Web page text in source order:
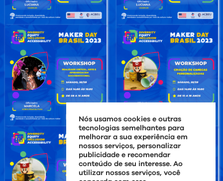
Nós usamos cookies e outras
tecnologias semelhantes para
melhorar a sua experiência em
nossos serviços, personalizar
publicidade e recomendar
conteúdo de seu interesse. Ao
utilizar nossos serviços, você